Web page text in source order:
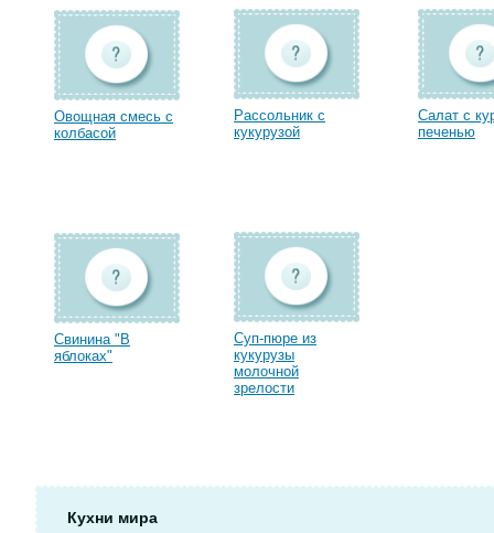
Овощная смесь с
колбасой
Рассольник с
кукурузой
Салат с
печенью
Свинина "В
яблоках"
Суп-пюре из
кукурузы
молочной
зрелости
Кухни мира